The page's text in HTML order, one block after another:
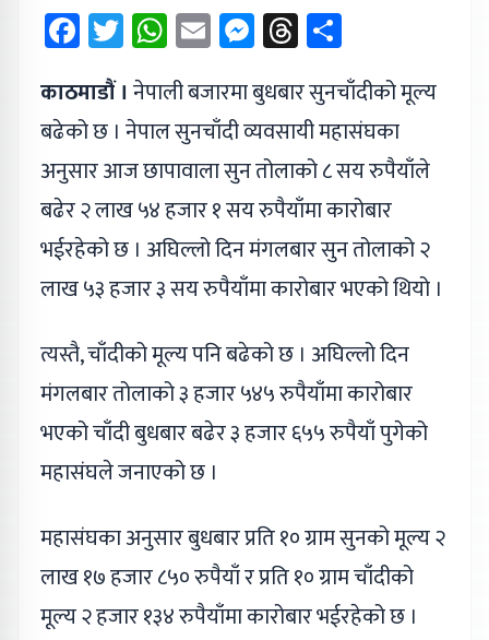
Facebook
Twitter
WhatsApp
EmailMessenger
Threads
काठमाडौं । नेपाली बजारमा बुधबार सुनचाँदीको मूल्य
बढेको छ । नेपाल सुनचाँदी व्यवसायी महासंघका
अनुसार आज छापावाला सुन तोलाको ८ सय रुपैयाँले
बढेर २ लाख ५४ हजार १ सय रुपैयाँमा कारोबार
भईरहेको छ । अघिल्लो दिन मंगलबार सुन तोलाको २
लाख ५३ हजार ३ सय रुपैयाँमा कारोबार भएको थियो ।
त्यस्तै, चाँदीको मूल्य पनि बढेको छ । अघिल्लो दिन
मंगलबार तोलाको ३ हजार ५४५ रुपैयाँमा कारोबार
भएको चाँदी बुधबार बढेर ३ हजार ६५५ रुपैयाँ पुगेको
महासंघले जनाएको छ ।
महासंघका अनुसार बुधबार प्रति १० ग्राम सुनको मूल्य २
लाख १७ हजार ८५० रुपैयाँ र प्रति १० ग्राम चाँदीको
मूल्य २ हजार १३४ रुपैयाँमा कारोबार भईरहेको छ ।